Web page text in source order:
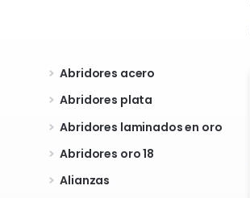
Abridores acero
Abridores plata
Abridores laminados en oro
Abridores oro 18
Alianzas